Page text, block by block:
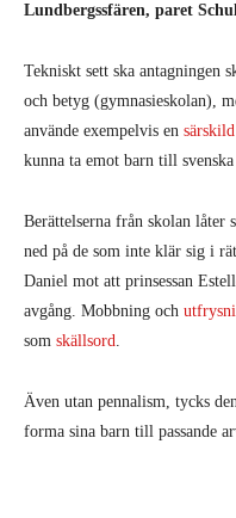
Lundbergssfären, paret
Tekniskt sett ska antagningen
och betyg (gymnasieskolan),
använde exempelvis en
kunna ta emot barn till
Berättelserna från skolan låter
ned på de som inte klär sig i
Daniel mot att prinsessan
avgång. Mobbning och
som skällsord.
Även utan pennalism, tycks
forma sina barn till passande